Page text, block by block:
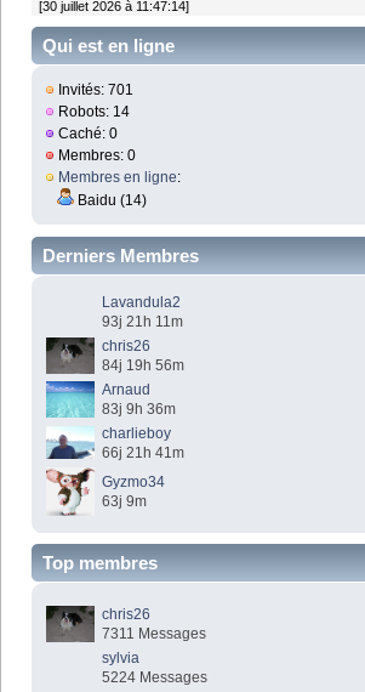
[30 juillet 2026 à 11:47:14]
Qui est en ligne
Invités: 701
Robots: 14
Caché: 0
Membres: 0
Membres en ligne:
Baidu (14)
Derniers Membres
Lavandula2
93j 21h 11m
chris26
84j 19h 56m
Arnaud
83j 9h 36m
charlieboy
66j 21h 41m
Gyzmo34
63j 9m
Top membres
chris26
7311 Messages
sylvia
5224 Messages